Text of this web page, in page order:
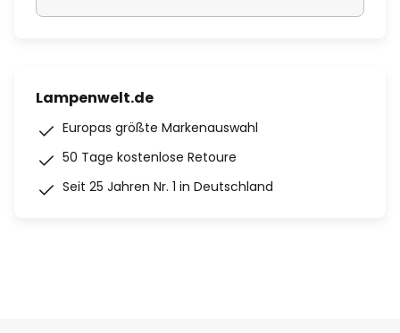
Lampenwelt.de
Europas größte Markenauswahl
50 Tage kostenlose Retoure
Seit 25 Jahren Nr. 1 in Deutschland